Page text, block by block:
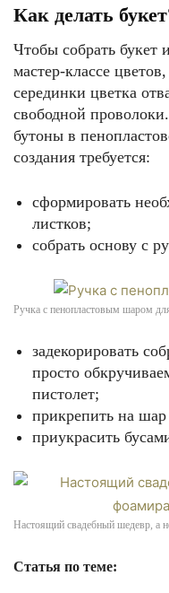
Детское творчество –
Не знаете, что подарить?
Как делать
Чтобы собрать букет
мастер-классе
серединки цветка
свободной
бутоны в
создания требуется:
сформировать
листков;
собрать основу с
Ручка с пенопластовым шаром
задекорировать
просто
пистолет;
прикрепить на
приукрасить
Настоящий свадебный шедевр, а
Статья по теме: